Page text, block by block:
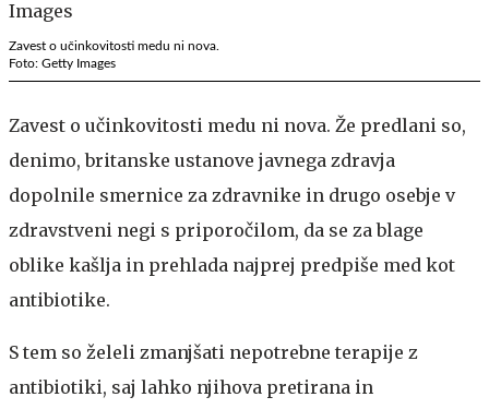
Zavest o učinkovitosti medu ni nova.
Foto: Getty Images
Zavest o učinkovitosti medu ni nova. Že predlani so,
denimo, britanske ustanove javnega zdravja
dopolnile smernice za zdravnike in drugo osebje v
zdravstveni negi s priporočilom, da se za blage
oblike kašlja in prehlada najprej predpiše med kot
antibiotike.
S tem so želeli zmanjšati nepotrebne terapije z
antibiotiki, saj lahko njihova pretirana in